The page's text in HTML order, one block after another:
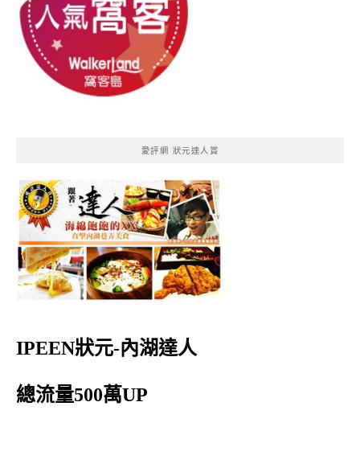
愛評網 狀元達人賞
IPEEN狀元-內湖達人
總流量500萬UP